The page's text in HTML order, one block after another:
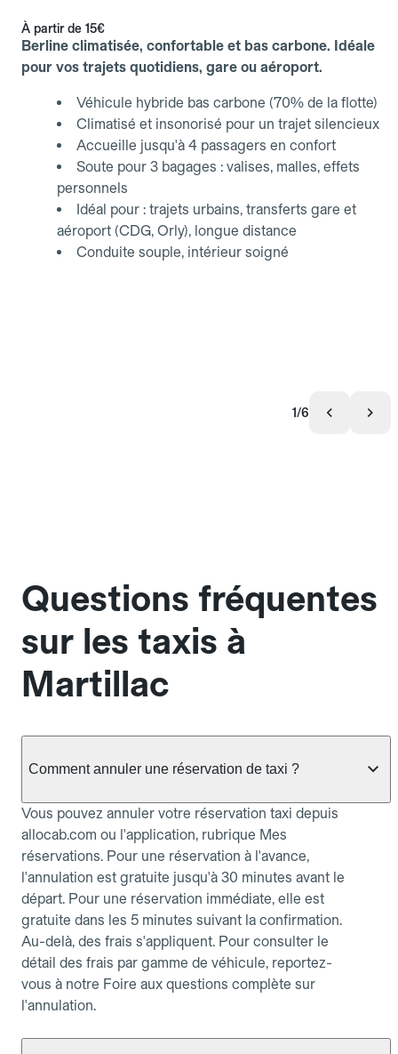
À partir de 15€
Berline climatisée, confortable et bas carbone. Idéale
pour vos trajets quotidiens, gare ou aéroport.
Véhicule hybride bas carbone (70% de la flotte)
Climatisé et insonorisé pour un trajet silencieux
Accueille jusqu'à 4 passagers en confort
Soute pour 3 bagages : valises, malles, effets
personnels
Idéal pour : trajets urbains, transferts gare et
aéroport (CDG, Orly), longue distance
Conduite souple, intérieur soigné
1/6
Questions fréquentes
sur les taxis à
Martillac
Comment annuler une réservation de taxi ?
Vous pouvez annuler votre réservation taxi depuis
allocab.com ou l'application, rubrique Mes
réservations. Pour une réservation à l'avance,
l'annulation est gratuite jusqu'à 30 minutes avant le
départ. Pour une réservation immédiate, elle est
gratuite dans les 5 minutes suivant la confirmation.
Au-delà, des frais s'appliquent. Pour consulter le
détail des frais par gamme de véhicule, reportez-
vous à notre Foire aux questions complète sur
l'annulation.